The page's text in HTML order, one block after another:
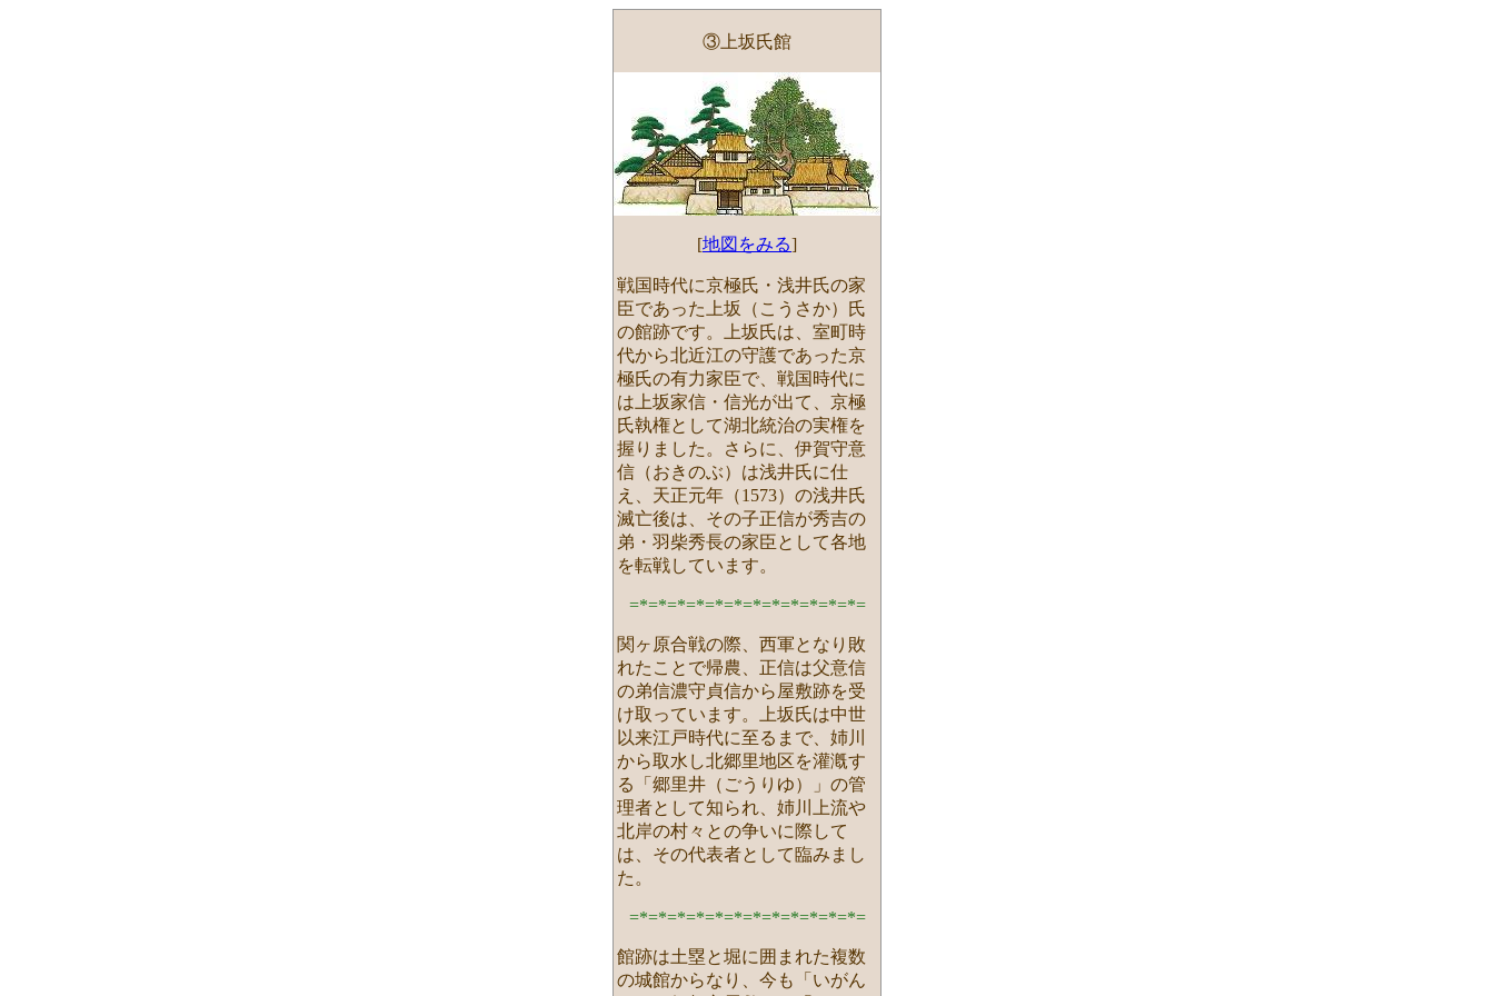
③上坂氏館
[地図をみる]
戦国時代に京極氏・浅井氏の家
臣であった上坂（こうさか）氏
の館跡です。上坂氏は、室町時
代から北近江の守護であった京
極氏の有力家臣で、戦国時代に
は上坂家信・信光が出て、京極
氏執権として湖北統治の実権を
握りました。さらに、伊賀守意
信（おきのぶ）は浅井氏に仕
え、天正元年（1573）の浅井氏
滅亡後は、その子正信が秀吉の
弟・羽柴秀長の家臣として各地
を転戦しています。
=*=*=*=*=*=*=*=*=*=*=*=*=
関ヶ原合戦の際、西軍となり敗
れたことで帰農、正信は父意信
の弟信濃守貞信から屋敷跡を受
け取っています。上坂氏は中世
以来江戸時代に至るまで、姉川
から取水し北郷里地区を灌漑す
る「郷里井（ごうりゆ）」の管
理者として知られ、姉川上流や
北岸の村々との争いに際して
は、その代表者として臨みまし
た。
=*=*=*=*=*=*=*=*=*=*=*=*=
館跡は土塁と堀に囲まれた複数
の城館からなり、今も「いがん